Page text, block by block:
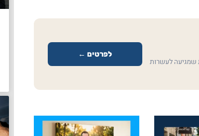
שמגיעה לעשרות
לפרטים ←